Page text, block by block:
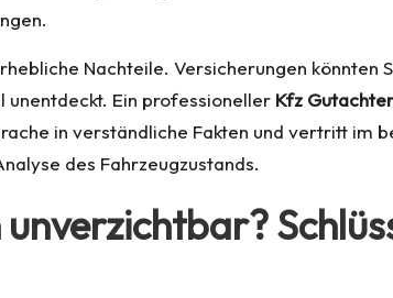
Nachteile. Versicherungen könnten
Ein professioneller Kfz
in verständliche Fakten und vertritt im
des Fahrzeugzustands.